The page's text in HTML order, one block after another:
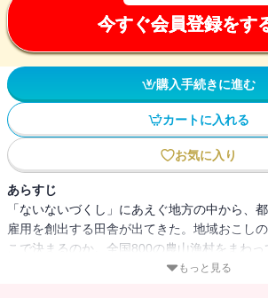
今すぐ会員登録をす
購入手続きに進む
カートに入れる
お気に入り
あらすじ
「ないないづくし」にあえぐ地方の中から、
雇用を創出する田舎が出てきた。地域おこし
こで決まるのか。全国800の農山漁村をまわ
力」「ものづくり力」「ブランドデザイン力
もっと見る